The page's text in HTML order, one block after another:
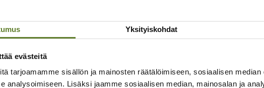
Yksityiskohdat
evästeitä
tarjoamamme sisällön ja mainosten räätälöimiseen, sosiaalisen
analysoimiseen. Lisäksi jaamme sosiaalisen median, mainosalan ja
artikkelit